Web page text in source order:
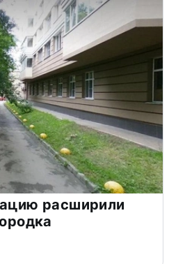
расширили